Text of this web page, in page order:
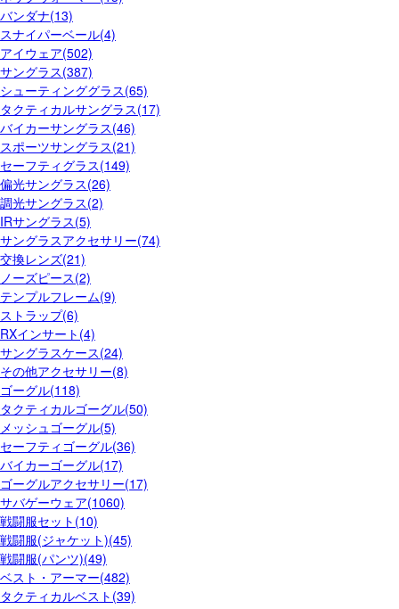
バンダナ(13)
スナイパーベール(4)
アイウェア(502)
サングラス(387)
シューティンググラス(65)
タクティカルサングラス(17)
バイカーサングラス(46)
スポーツサングラス(21)
セーフティグラス(149)
偏光サングラス(26)
調光サングラス(2)
IRサングラス(5)
サングラスアクセサリー(74)
交換レンズ(21)
ノーズピース(2)
テンプルフレーム(9)
ストラップ(6)
RXインサート(4)
サングラスケース(24)
その他アクセサリー(8)
ゴーグル(118)
タクティカルゴーグル(50)
メッシュゴーグル(5)
セーフティゴーグル(36)
バイカーゴーグル(17)
ゴーグルアクセサリー(17)
サバゲーウェア(1060)
戦闘服セット(10)
戦闘服(ジャケット)(45)
戦闘服(パンツ)(49)
ベスト・アーマー(482)
タクティカルベスト(39)